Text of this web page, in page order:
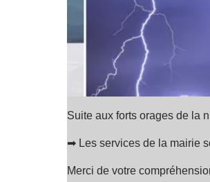
Suite aux forts orages de la
➡ Les services de la mairie
Merci de votre